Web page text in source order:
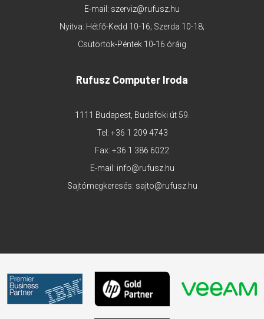
E-mail: szerviz@rufusz.hu
Nyitva: Hétfő-Kedd 10-16; Szerda 10-18;
Csütörtök-Péntek 10-16 óráig
Rufusz Computer Iroda
1111 Budapest, Budafoki út 59.
Tel: +36 1 209 4743
Fax: +36 1 386 6022
E-mail: info@rufusz.hu
Sajtómegkeresés: sajto@rufusz.hu